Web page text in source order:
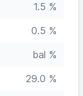
1.5 %
0.5 %
bal %
29.0 %